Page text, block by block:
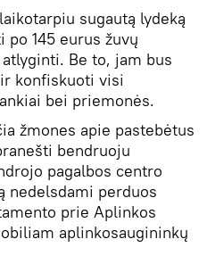
sugautą lydeką
145 eurus žuvų
Be to, jam bus
konfiskuoti visi
bei priemonės.
žmones apie pastebėtus
bendruoju
pagalbos centro
nedelsdami perduos
prie Aplinkos
aplinkosaugininkų